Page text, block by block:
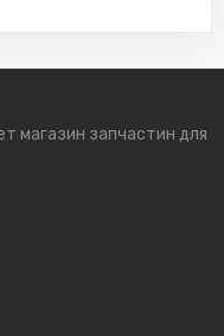
магазин запчастин для